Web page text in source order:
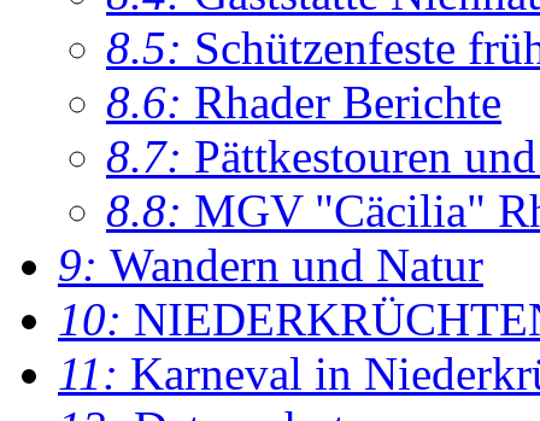
8.5: Schützenfeste
8.6: Rhader Berichte
8.7: Pättkestouren
8.8: MGV "Cäcilia"
9: Wandern und Natur
10:
11: Karneval in